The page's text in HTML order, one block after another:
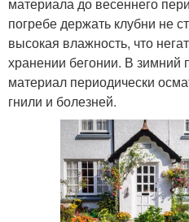
погребе держать клубни не
высокая влажность, что
хранении бегонии. В зимний
материал периодически
гнили и болезней.